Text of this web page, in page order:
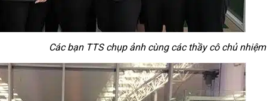
Các bạn TTS chụp ảnh cùng các thầy cô chủ nhiệm